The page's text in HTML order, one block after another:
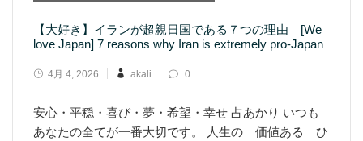
【大好き】イランが超親日国である７つの理由 [We
love Japan] 7 reasons why Iran is extremely pro-Japan
4月 4, 2026 akali 0
安心・平穏・喜び・夢・希望・幸せ 占あかり いつも
あなたの全てが一番大切です。 人生の 価値ある ひ